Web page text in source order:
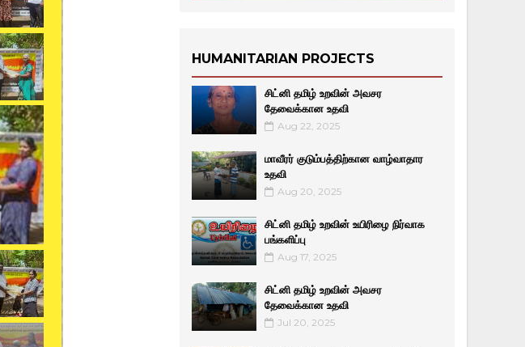
HUMANITARIAN PROJECTS
சிட்னி தமிழ் உறவின் அவசர
தேவைக்கான உதவி
Aug 22, 2025
மாவீரர் குடும்பத்திற்கான வாழ்வாதார
உதவி
Aug 20, 2025
சிட்னி தமிழ் உறவின் உயிரிழை நிர்வாக
பங்களிப்பு
Aug 17, 2025
சிட்னி தமிழ் உறவின் அவசர
தேவைக்கான உதவி
Jul 20, 2025